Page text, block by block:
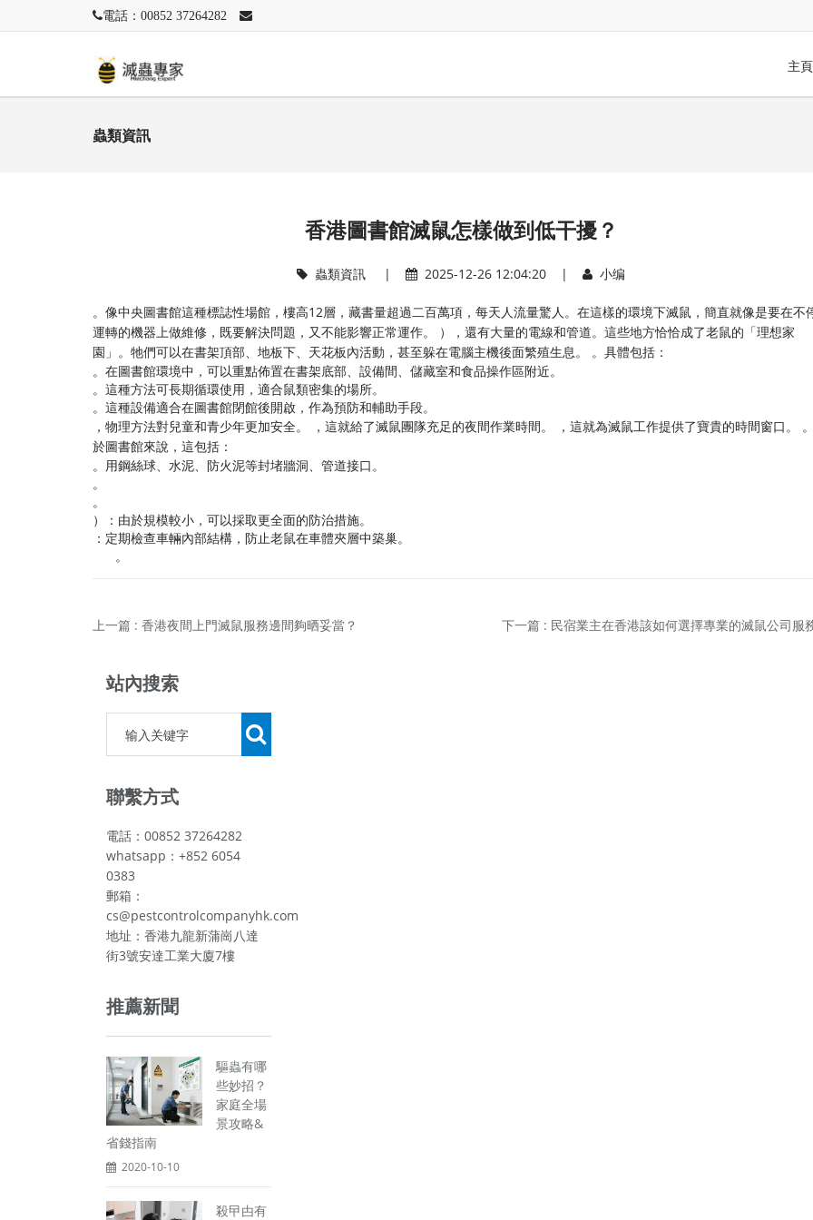
電話：00852 37264282
主頁
蟲類資訊
香港圖書館滅鼠怎樣做到低干擾？
蟲類資訊 | 2025-12-26 12:04:20 | 小编
。像中央圖書館這種標誌性場館，樓高12層，藏書量超過二百萬項，每天人流量驚人。在這樣的環境下滅鼠，簡直就像是要在不
運轉的機器上做維修，既要解決問題，又不能影響正常運作。 ），還有大量的電線和管道。這些地方恰恰成了老鼠的「理想家
園」。牠們可以在書架頂部、地板下、天花板內活動，甚至躲在電腦主機後面繁殖生息。 。具體包括：
。在圖書館環境中，可以重點佈置在書架底部、設備間、儲藏室和食品操作區附近。
。這種方法可長期循環使用，適合鼠類密集的場所。
。這種設備適合在圖書館閉館後開啟，作為預防和輔助手段。
，物理方法對兒童和青少年更加安全。 ，這就給了滅鼠團隊充足的夜間作業時間。 ，這就為滅鼠工作提供了寶貴的時間窗口。
於圖書館來說，這包括：
。用鋼絲球、水泥、防火泥等封堵牆洞、管道接口。
。
。
）：由於規模較小，可以採取更全面的防治措施。
：定期檢查車輛內部結構，防止老鼠在車體夾層中築巢。
。
上一篇 : 香港夜間上門滅鼠服務邊間夠晒妥當？ 下一篇 : 民宿業主在香港該如何選擇專業的滅鼠公司服
站內搜索
聯繫方式
電話：00852 37264282
whatsapp：+852 6054
0383
郵箱：
cs@pestcontrolcompanyhk.com
地址：香港九龍新蒲崗八達
街3號安達工業大廈7樓
推薦新聞
驅蟲有哪
些妙招？
家庭全場
景攻略&
省錢指南
2020-10-10
殺曱甴有